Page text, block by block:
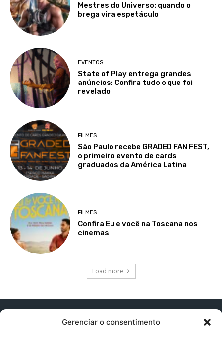
Gerenciar o consentimento
Mestres do Universo: quando o
brega vira espetáculo
EVENTOS
State of Play entrega grandes
anúncios; Confira tudo o que foi
revelado
FILMES
São Paulo recebe GRADED FAN FEST,
o primeiro evento de cards
graduados da América Latina
FILMES
Confira Eu e você na Toscana nos
cinemas
Load more